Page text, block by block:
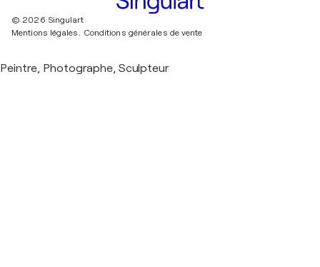
© 2026 Singulart
Mentions légales.
Conditions générales de vente
Peintre, Photographe, Sculpteur